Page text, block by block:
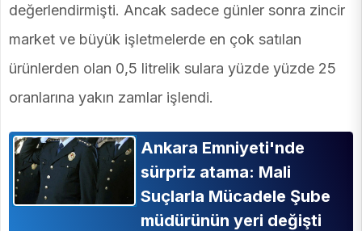
değerlendirmişti. Ancak sadece günler sonra zincir
market ve büyük işletmelerde en çok satılan
ürünlerden olan 0,5 litrelik sulara yüzde yüzde 25
oranlarına yakın zamlar işlendi.
Ankara Emniyeti'nde
sürpriz atama: Mali
Suçlarla Mücadele Şube
müdürünün yeri değişti